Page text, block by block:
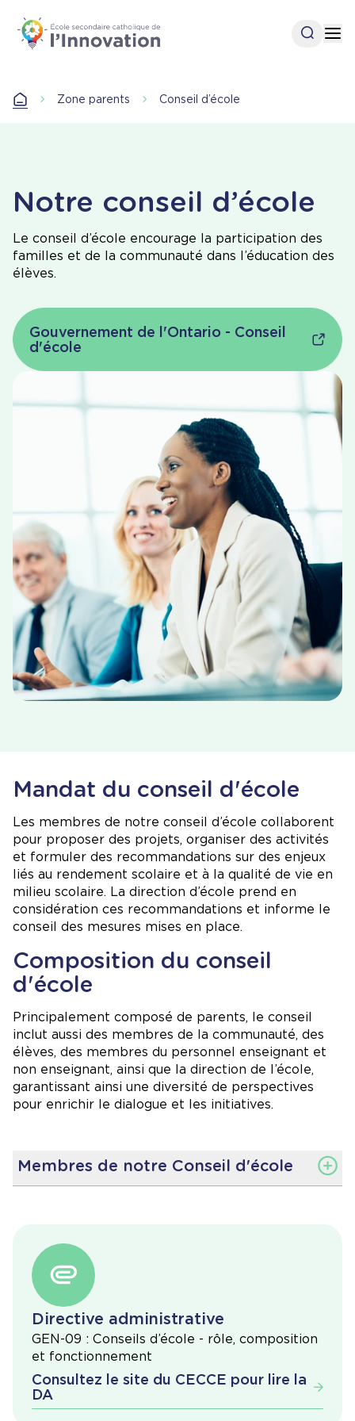
contenu
Open
AccueilZone parents Conseil d’école
Notre conseil d’école
Le conseil d’école encourage la participation des
familles et de la communauté dans l’éducation des
élèves.
Gouvernement de l'Ontario - Conseil
d'école
Mandat du conseil d'école
Les membres de notre conseil d’école collaborent
pour proposer des projets, organiser des activités
et formuler des recommandations sur des enjeux
liés au rendement scolaire et à la qualité de vie en
milieu scolaire. La direction d’école prend en
considération ces recommandations et informe le
conseil des mesures mises en place.
Composition du conseil
d'école
Principalement composé de parents, le conseil
inclut aussi des membres de la communauté, des
élèves, des membres du personnel enseignant et
non enseignant, ainsi que la direction de l’école,
garantissant ainsi une diversité de perspectives
pour enrichir le dialogue et les initiatives.
Membres de notre Conseil d'école
Secrétaire : Vickie Dion-Fortin
Trésorière : Ingrid Brabant
Direction : Isabelle Lachaîne
Directive administrative
GEN-09 : Conseils d’école - rôle, composition
et fonctionnement
Consultez le site du CECCE pour lire la
DA